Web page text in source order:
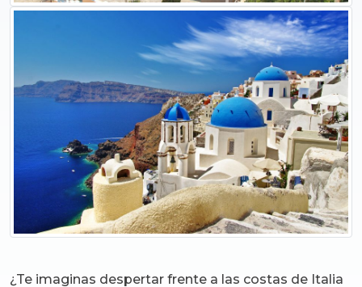
¿Te imaginas despertar frente a las costas de Italia